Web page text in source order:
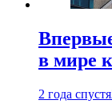
в мире
2 года спустя